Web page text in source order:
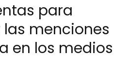
para
menciones
en los medios